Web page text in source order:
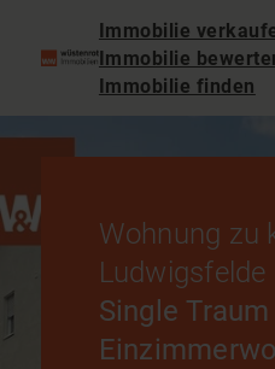
Immobilie
Immobilie
Immobilie finden
Wohnung zu
Ludwigsfelde
Single Traum